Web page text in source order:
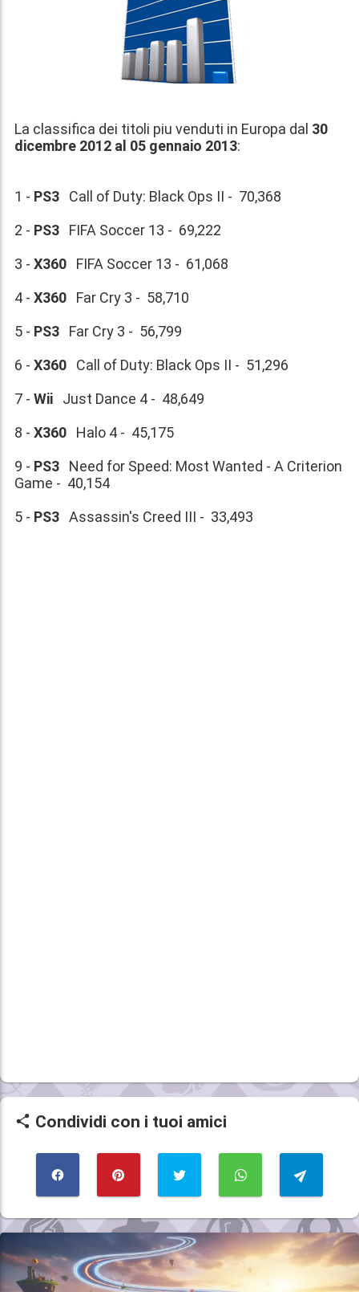
La classifica dei titoli piu venduti in Europa dal 30
dicembre 2012 al 05 gennaio 2013:
1 - PS3 Call of Duty: Black Ops II - 70,368
2 - PS3 FIFA Soccer 13 - 69,222
3 - X360 FIFA Soccer 13 - 61,068
4 - X360 Far Cry 3 - 58,710
5 - PS3 Far Cry 3 - 56,799
6 - X360 Call of Duty: Black Ops II - 51,296
7 - Wii Just Dance 4 - 48,649
8 - X360 Halo 4 - 45,175
9 - PS3 Need for Speed: Most Wanted - A Criterion
Game - 40,154
5 - PS3 Assassin's Creed III - 33,493
Condividi con i tuoi amici